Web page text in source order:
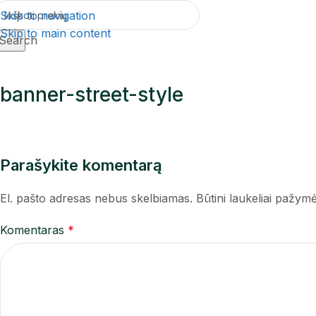
Skip to navigation
Skip to main content
banner-street-style
Parašykite komentarą
El. pašto adresas nebus skelbiamas. Būtini laukeliai
Komentaras *